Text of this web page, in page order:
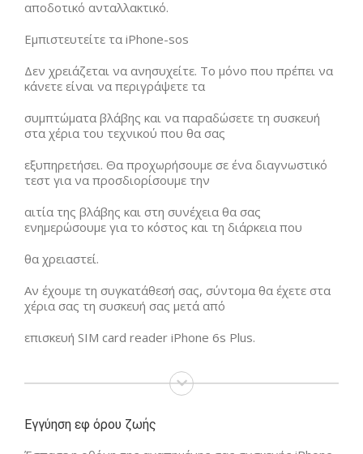
αποδοτικό ανταλλακτικό.
Εμπιστευτείτε τα iPhone-sos
Δεν χρειάζεται να ανησυχείτε. Το μόνο που πρέπει να
κάνετε είναι να περιγράψετε τα
συμπτώματα βλάβης και να παραδώσετε τη συσκευή
στα χέρια του τεχνικού που θα σας
εξυπηρετήσει. Θα προχωρήσουμε σε ένα διαγνωστικό
τεστ για να προσδιορίσουμε την
αιτία της βλάβης και στη συνέχεια θα σας
ενημερώσουμε για το κόστος και τη διάρκεια που
θα χρειαστεί.
Αν έχουμε τη συγκατάθεσή σας, σύντομα θα έχετε στα
χέρια σας τη συσκευή σας μετά από
επισκευή SIM card reader iPhone 6s Plus.
Εγγύηση εφ όρου ζωής